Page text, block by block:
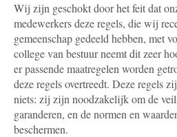
Wij zijn geschokt door het feit dat
medewerkers deze regels, die wij
gemeenschap gedeeld hebben, met
college van bestuur neemt dit zeer
er passende maatregelen worden
deze regels overtreedt. Deze regels
niets: zij zijn noodzakelijk om de
garanderen, en de normen en
beschermen.